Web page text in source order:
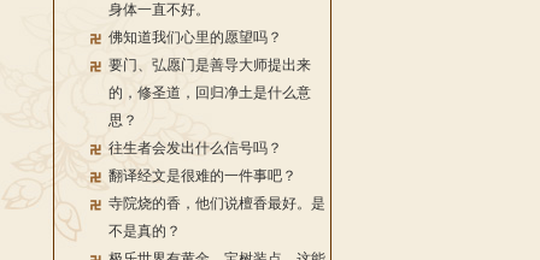
身体一直不好。
佛知道我们心里的愿望吗？
要门、弘愿门是善导大师提出来
的，修圣道，回归净土是什么意
思？
往生者会发出什么信号吗？
翻译经文是很难的一件事吧？
寺院烧的香，他们说檀香最好。是
不是真的？